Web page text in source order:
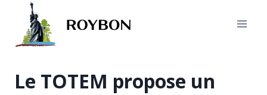
contenu
Le TOTEM propose un